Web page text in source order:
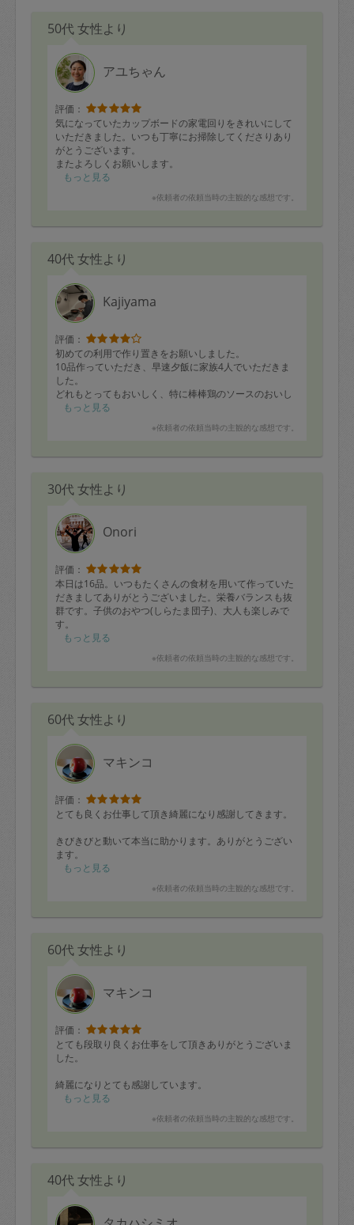
50代 女性より
アユちゃん
評価：
気になっていたカップボードの家電回りをきれいにして
いただきました。いつも丁寧にお掃除してくださりあり
がとうございます。
またよろしくお願いします。
もっと見る
※依頼者の依頼当時の主観的な感想です。
40代 女性より
Kajiyama
評価：
初めての利用で作り置きをお願いしました。
10品作っていただき、早速夕飯に家族4人でいただきま
した。
どれもとってもおいしく、特に棒棒鶏のソースのおいし
さに感動しました。
しいね〜！」と言って完食！
本当にありがとうございました。
星を4つにしたのは、食材のリストについてのご連絡が前
いけなかったからです。
数日前にでもお知らせいただいていれば余裕をもって調
達できるので助かります。
またぜひ依頼させていただきたいので、改善をご検討い
ただけるとありがたいです。
もっと見る
※依頼者の依頼当時の主観的な感想です。
30代 女性より
Onori
評価：
本日は16品。いつもたくさんの食材を用いて作っていた
だきましてありがとうございました。栄養バランスも抜
群です。子供のおやつ(しらたま団子)、大人も楽しみで
す。
もっと見る
※依頼者の依頼当時の主観的な感想です。
60代 女性より
マキンコ
評価：
とても良くお仕事して頂き綺麗になり感謝してきます。
きびきびと動いて本当に助かります。ありがとうござい
ます。
もっと見る
※依頼者の依頼当時の主観的な感想です。
60代 女性より
マキンコ
評価：
とても段取り良くお仕事をして頂きありがとうございま
した。
綺麗になりとても感謝しています。
もっと見る
※依頼者の依頼当時の主観的な感想です。
40代 女性より